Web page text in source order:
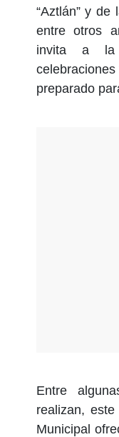
“Aztlán” y de
entre otros
invita a la
preparado
Entre
realizan,
Municipal